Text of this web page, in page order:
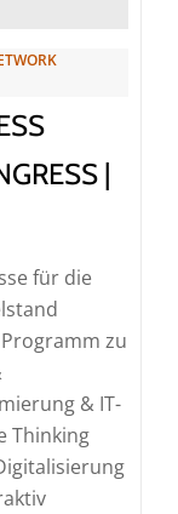
|
für die
zu
& IT-
Thinking